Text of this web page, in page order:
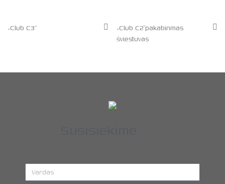
„Club C3”
„Club C2″pakabinmas
šviestuvas